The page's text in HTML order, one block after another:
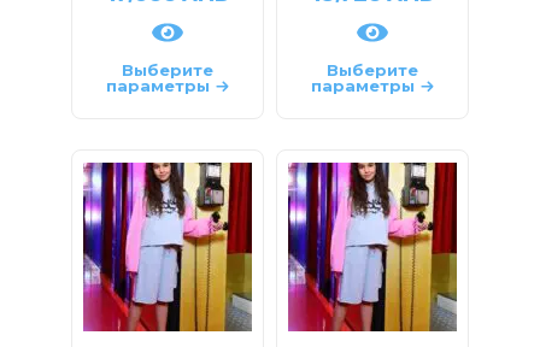
Выберите
параметры
Выберите
параметры